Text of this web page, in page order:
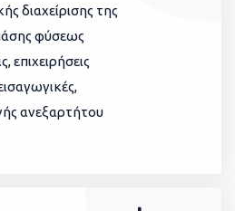
διαχείρισης της
φύσεως
επιχειρήσεις
ανεξαρτήτου